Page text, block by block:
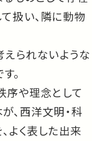
扱い、隣に動物
えられないような
。
序や理念として
、西洋文明・科
よく表した出来